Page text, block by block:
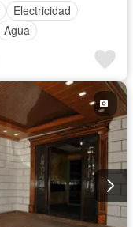
Electricidad
Agua